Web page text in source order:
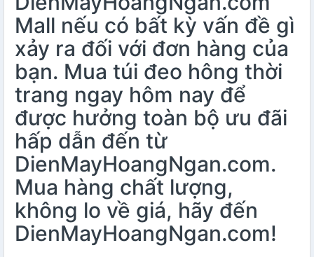
Mall nếu có bất kỳ vấn đề gì
xảy ra đối với đơn hàng của
bạn. Mua túi đeo hông thời
trang ngay hôm nay để
được hưởng toàn bộ ưu đãi
hấp dẫn đến từ
DienMayHoangNgan.com.
Mua hàng chất lượng,
không lo về giá, hãy đến
DienMayHoangNgan.com!